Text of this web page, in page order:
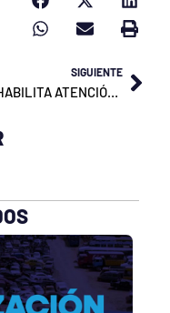
SIGUIENTE
ATM HABILITA ATENCIÓN SIN TURNO PARA LA RTV DEBIDO A INTERMITENCIAS EN SU SISTEMA